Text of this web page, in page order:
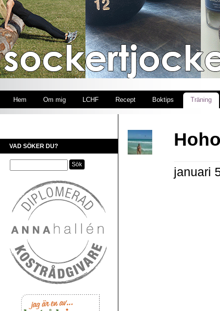
Hem Om mig LCHF Recept Boktips Träning
VAD SÖKER DU?
januari